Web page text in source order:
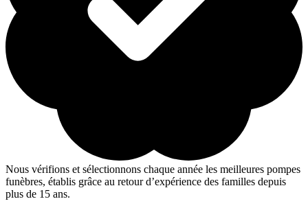
Nous vérifions et sélectionnons chaque année les meilleures pompes
funèbres, établis grâce au retour d’expérience des familles depuis
plus de 15 ans.